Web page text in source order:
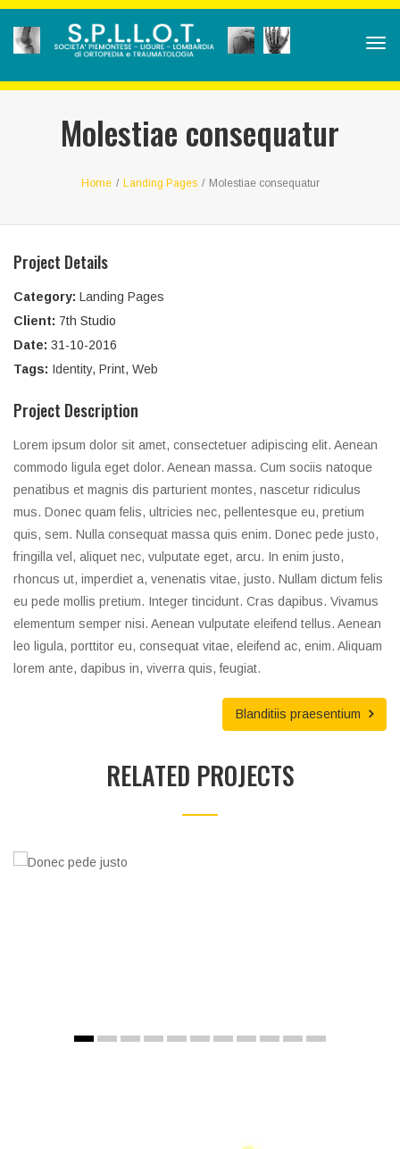
Molestiae consequatur
Home / Landing Pages / Molestiae consequatur
Project Details
Category: Landing Pages
Client: 7th Studio
Date: 31-10-2016
Tags: Identity, Print, Web
Project Description
Lorem ipsum dolor sit amet, consectetuer adipiscing elit. Aenean
commodo ligula eget dolor. Aenean massa. Cum sociis natoque
penatibus et magnis dis parturient montes, nascetur ridiculus
mus. Donec quam felis, ultricies nec, pellentesque eu, pretium
quis, sem. Nulla consequat massa quis enim. Donec pede justo,
fringilla vel, aliquet nec, vulputate eget, arcu. In enim justo,
rhoncus ut, imperdiet a, venenatis vitae, justo. Nullam dictum felis
eu pede mollis pretium. Integer tincidunt. Cras dapibus. Vivamus
elementum semper nisi. Aenean vulputate eleifend tellus. Aenean
leo ligula, porttitor eu, consequat vitae, eleifend ac, enim. Aliquam
lorem ante, dapibus in, viverra quis, feugiat.
Blanditiis praesentium
RELATED PROJECTS
Lorem ipsum dolor sit amet, consectetuer adipiscing elit....